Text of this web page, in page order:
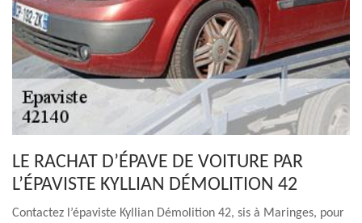
LE RACHAT D’ÉPAVE DE VOITURE PAR
L’ÉPAVISTE KYLLIAN DÉMOLITION 42
Contactez l’épaviste Kyllian Démolition 42, sis à Maringes, pour